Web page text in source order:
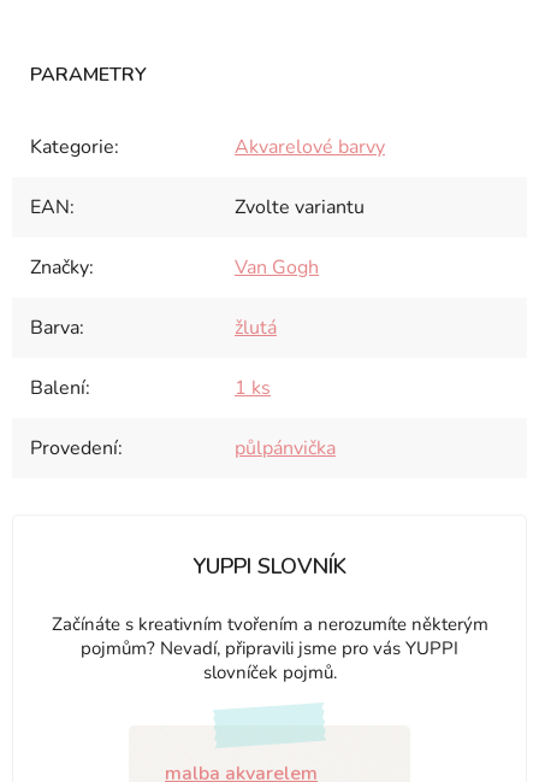
Kategorie: Akvarelové barvy
EAN: Zvolte variantu
Značky: Van Gogh
Barva: žlutá
Balení: 1 ks
Provedení: půlpánvička
YUPPI SLOVNÍK
Začínáte s kreativním tvořením a nerozumíte některým
pojmům? Nevadí, připravili jsme pro vás YUPPI
slovníček pojmů.
malba akvarelem